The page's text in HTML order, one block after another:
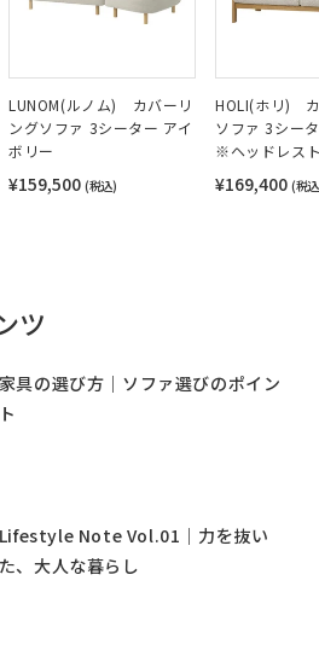
LUNOM(ルノム) カバーリ
ングソファ 3シーター アイ
ボリー
¥159,500 (税込)
HOLI(ホリ)
ソファ 3シー
※ヘッドレス
¥169,400 (税
ツ
家具の選び方｜ソファ選びのポイン
ト
Lifestyle Note Vol.01｜力を抜い
た、大人な暮らし